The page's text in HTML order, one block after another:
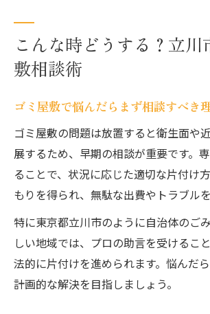
こんな時どうする？立川
敷相談術
ゴミ屋敷で悩んだらまず相談すべき
ゴミ屋敷の問題は放置すると衛生面や
展するため、早期の相談が重要です。
ることで、状況に応じた適切な片付け
もりを得られ、無駄な出費やトラブルを
特に東京都立川市のように自治体のご
しい地域では、プロの助言を受けるこ
法的に片付けを進められます。悩んだら
計画的な解決を目指しましょう。